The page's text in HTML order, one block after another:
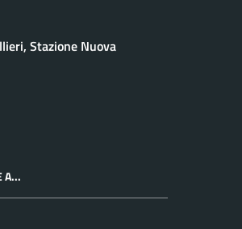
Stazione Nuova
A...